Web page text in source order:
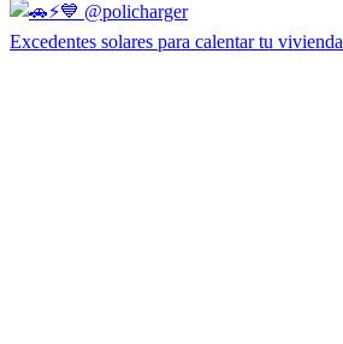
Excedentes solares para calentar tu vivienda